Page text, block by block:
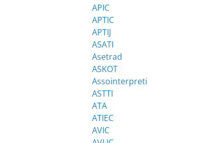
APIC
APTIC
APTIJ
ASATI
Asetrad
ASKOT
Assointerpreti
ASTTI
ATA
ATIEC
AVIC